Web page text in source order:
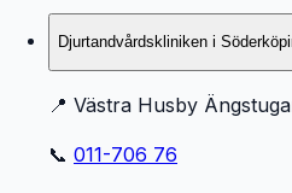
Djurtandvårdskliniken i
📍 Västra Husby
📞 011-706 76